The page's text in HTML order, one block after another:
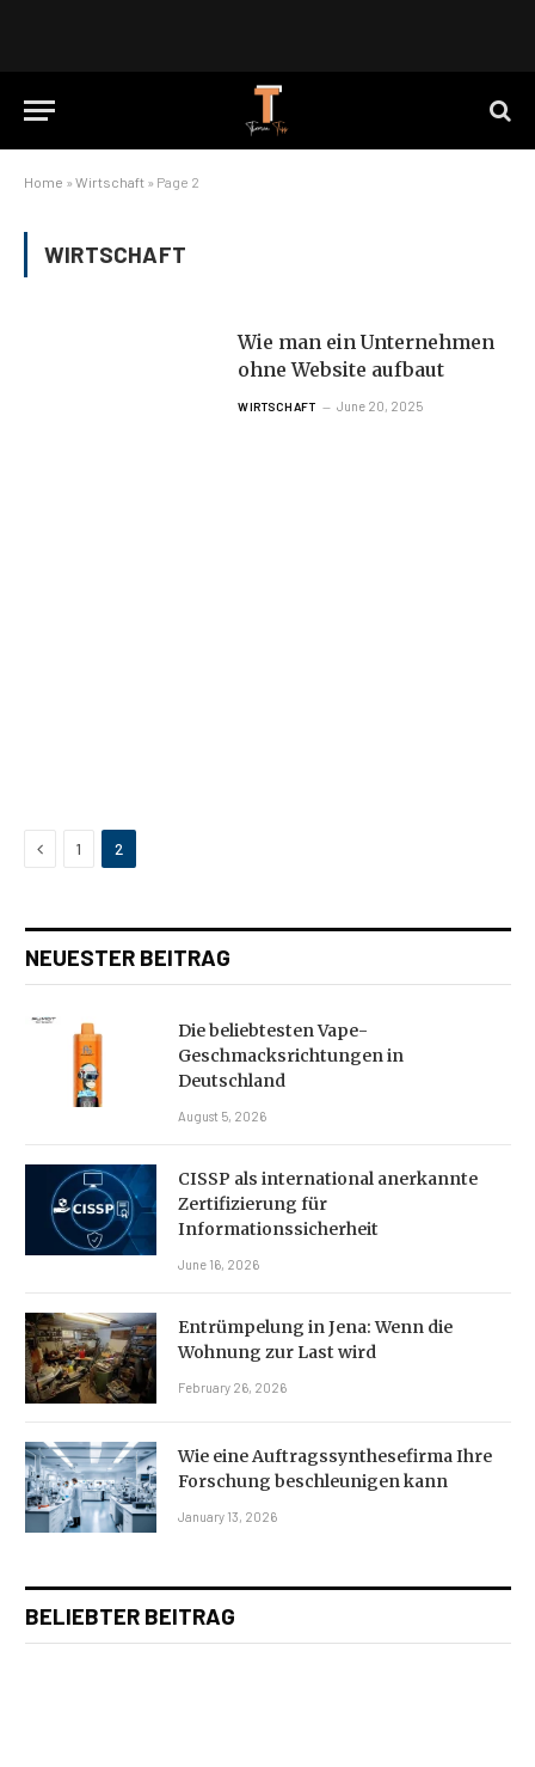
Home » Wirtschaft » Page 2
WIRTSCHAFT
Wie man ein Unternehmen
ohne Website aufbaut
WIRTSCHAFT June 20, 2025
Previous
1 2
NEUESTER BEITRAG
Die beliebtesten Vape-
Geschmacksrichtungen in
Deutschland
August 5, 2026
CISSP als international anerkannte
Zertifizierung für
Informationssicherheit
June 16, 2026
Entrümpelung in Jena: Wenn die
Wohnung zur Last wird
February 26, 2026
Wie eine Auftragssynthesefirma Ihre
Forschung beschleunigen kann
January 13, 2026
BELIEBTER BEITRAG